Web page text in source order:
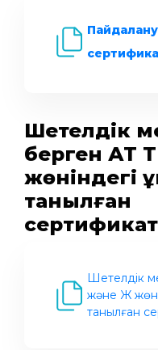
Шетелдік
берген АТ
жөніндегі
танылған
Шетелдік
және Ж
танылған